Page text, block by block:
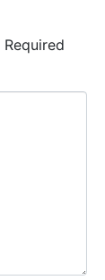
Required